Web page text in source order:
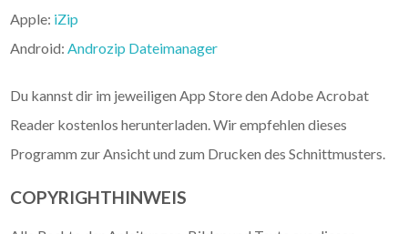
Apple: iZip
Android:Androzip Dateimanager
Du kannst dir im jeweiligen App Store den Adobe Acrobat
Reader kostenlos herunterladen. Wir empfehlen dieses
Programm zur Ansicht und zum Drucken des Schnittmusters.
COPYRIGHTHINWEIS